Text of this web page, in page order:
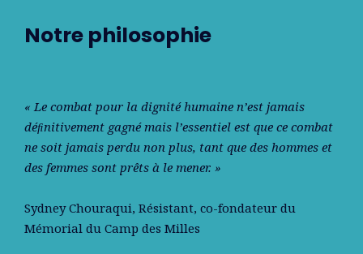
Notre philosophie
« Le combat pour la dignité humaine n’est jamais
déﬁnitivement gagné mais l’essentiel est que ce combat
ne soit jamais perdu non plus, tant que des hommes et
des femmes sont prêts à le mener. »
Sydney Chouraqui, Résistant, co-fondateur du
Mémorial du Camp des Milles